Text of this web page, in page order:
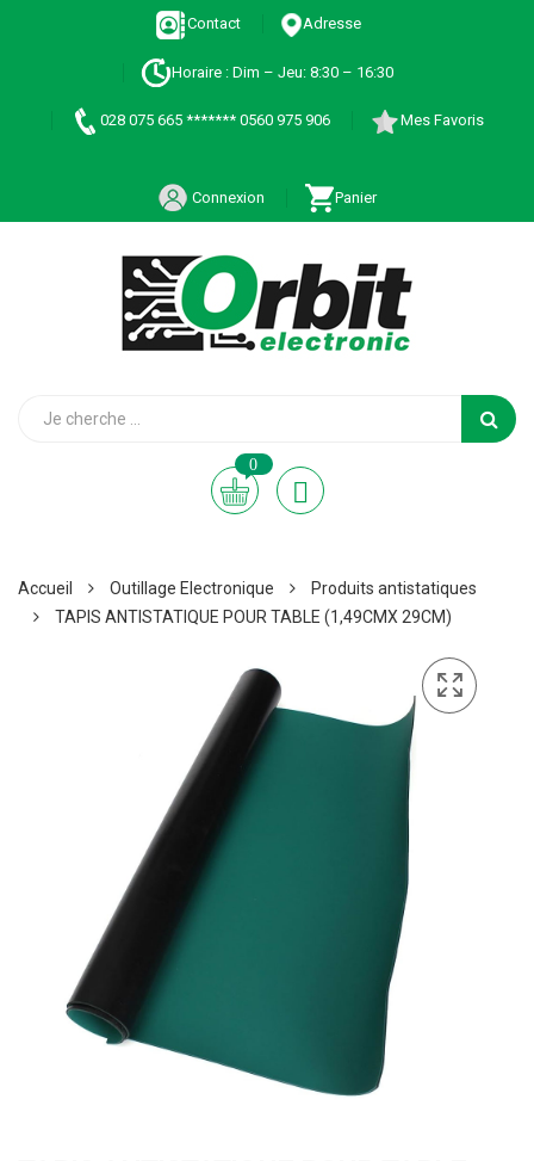
Contact Adresse
Horaire : Dim – Jeu: 8:30 – 16:30
028 075 665 ******* 0560 975 906 Mes Favoris
Connexion Panier
0
Accueil Outillage Electronique
Produits antistatiques
TAPIS ANTISTATIQUE POUR TABLE (1,49CMX 29CM)